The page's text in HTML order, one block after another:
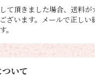
て頂きました場合、送料が
ざいます。メールで正しい
。
いて